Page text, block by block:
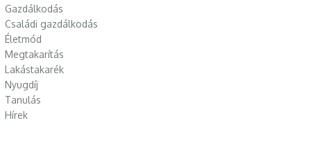
Gazdálkodás
Családi gazdálkodás
Életmód
Megtakarítás
Lakástakarék
Nyugdíj
Tanulás
Hírek